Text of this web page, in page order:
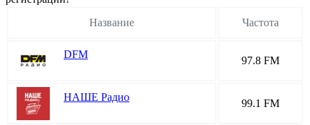
Название
Частота
DFM
97.8 FM
НАШЕ Радио
99.1 FM